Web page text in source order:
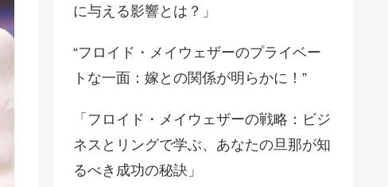
に与える影響とは？」
“フロイド・メイウェザーのプライベー
トな一面：嫁との関係が明らかに！”
「フロイド・メイウェザーの戦略：ビジ
ネスとリングで学ぶ、あなたの旦那が知
るべき成功の秘訣」